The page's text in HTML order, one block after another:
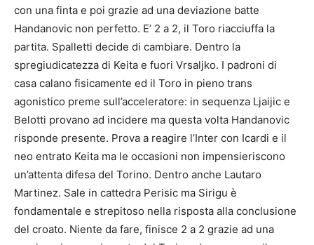
con una finta e poi grazie ad una deviazione batte
Handanovic non perfetto. E’ 2 a 2, il Toro riacciuffa la
partita. Spalletti decide di cambiare. Dentro la
spregiudicatezza di Keita e fuori Vrsaljko. I padroni di
casa calano fisicamente ed il Toro in pieno trans
agonistico preme sull’acceleratore: in sequenza Ljaijic e
Belotti provano ad incidere ma questa volta Handanovic
risponde presente. Prova a reagire l’Inter con Icardi e il
neo entrato Keita ma le occasioni non impensieriscono
un’attenta difesa del Torino. Dentro anche Lautaro
Martinez. Sale in cattedra Perisic ma Sirigu è
fondamentale e strepitoso nella risposta alla conclusione
del croato. Niente da fare, finisce 2 a 2 grazie ad una